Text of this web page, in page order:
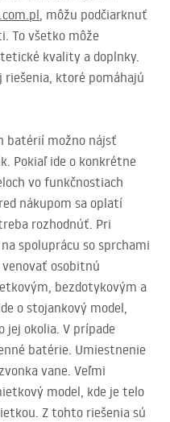
, môžu podčiarknuť
To všetko môže
kvality a doplnky.
ktoré pomáhajú
batérií možno nájsť
Pokiaľ ide o konkrétne
vo funkčnostiach
nákupom sa oplatí
rozhodnúť. Pri
spoluprácu so sprchami
osobitnú
bezdotykovým a
o stojankový model,
jej okolia. V prípade
batérie. Umiestnenie
vane. Veľmi
model, kde je telo
Z tohto riešenia sú